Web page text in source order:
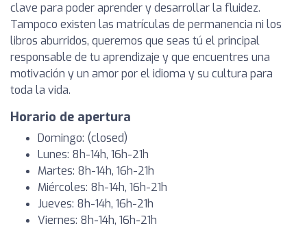
clave para poder aprender y desarrollar la fluidez.
Tampoco existen las matrículas de permanencia ni los
libros aburridos, queremos que seas tú el principal
responsable de tu aprendizaje y que encuentres una
motivación y un amor por el idioma y su cultura para
toda la vida.
Horario de apertura
Domingo: (closed)
Lunes: 8h-14h, 16h-21h
Martes: 8h-14h, 16h-21h
Miércoles: 8h-14h, 16h-21h
Jueves: 8h-14h, 16h-21h
Viernes: 8h-14h, 16h-21h